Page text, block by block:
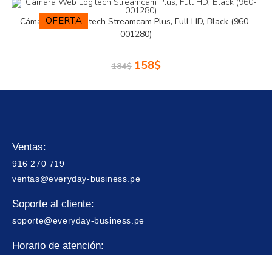
OFERTA
Cámara Web Logitech Streamcam Plus, Full HD, Black (960-
001280)
184$ 158$
Ventas:
916 270 719
ventas@everyday-business.pe
Soporte al cliente:
soporte@everyday-business.pe
Horario de atención: